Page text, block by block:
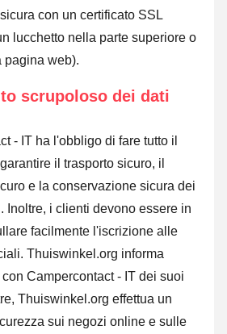
con un certificato SSL
lucchetto nella parte superiore o
pagina web).
scrupoloso dei dati
- IT ha l'obbligo di fare tutto il
il trasporto sicuro, il
e la conservazione sicura dei
Inoltre, i clienti devono essere in
facilmente l'iscrizione alle
Thuiswinkel.org informa
Campercontact - IT dei suoi
Thuiswinkel.org effettua un
sui negozi online e sulle